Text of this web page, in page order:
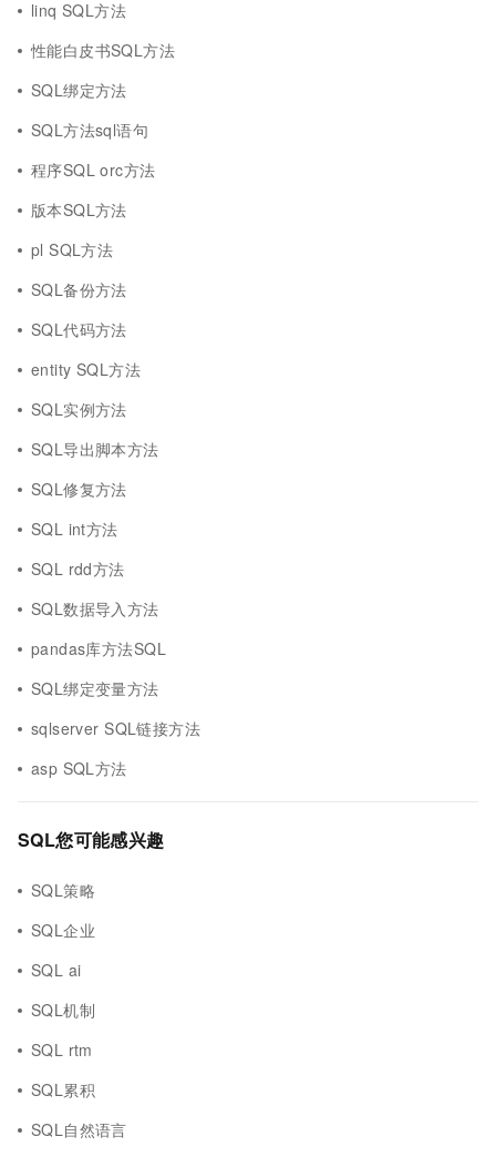
linq SQL方法
性能白皮书SQL方法
SQL绑定方法
SQL方法sql语句
程序SQL orc方法
版本SQL方法
pl SQL方法
SQL备份方法
SQL代码方法
entity SQL方法
SQL实例方法
SQL导出脚本方法
SQL修复方法
SQL int方法
SQL rdd方法
SQL数据导入方法
pandas库方法SQL
SQL绑定变量方法
sqlserver SQL链接方法
asp SQL方法
SQL您可能感兴趣
SQL策略
SQL企业
SQL ai
SQL机制
SQL rtm
SQL累积
SQL自然语言